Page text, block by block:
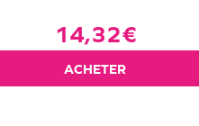
14,32€
ACHETER